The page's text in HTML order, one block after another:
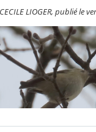
LIOGER, publié le